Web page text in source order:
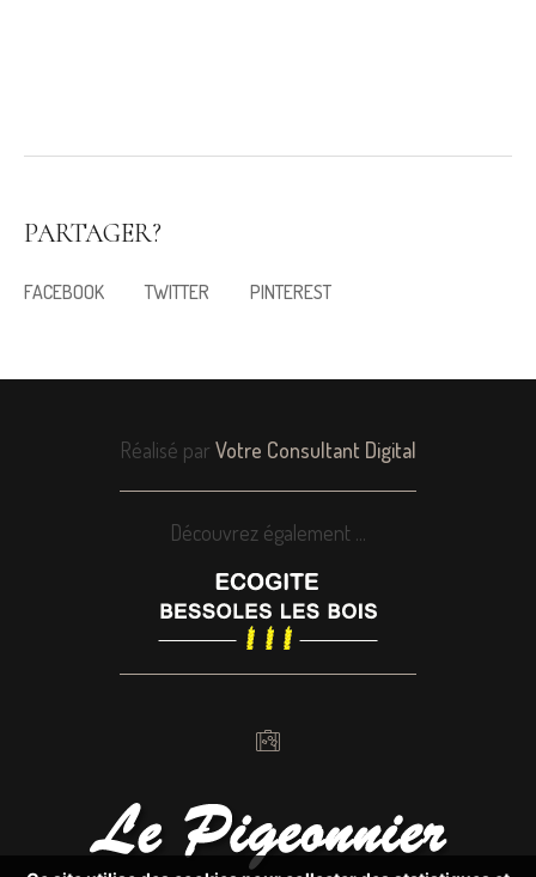
PARTAGER?
FACEBOOK TWITTER PINTEREST
Réalisé par Votre Consultant Digital
Découvrez également ...